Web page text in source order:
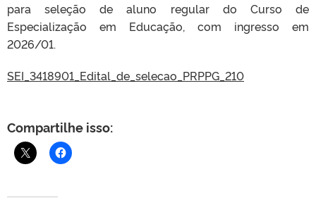
para seleção de aluno regular do Curso de
Especialização em Educação, com ingresso em
2026/01.
SEI_3418901_Edital_de_selecao_PRPPG_210
Compartilhe isso: